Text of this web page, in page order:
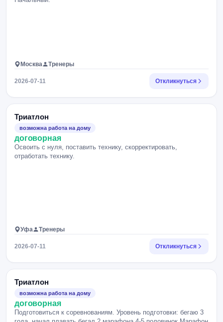
Москва Тренеры
2026-07-11 Откликнуться
Триатлон
возможна работа на дому
договорная
Освоить с нуля, поставить технику, скорректировать,
отработать технику.
Уфа Тренеры
2026-07-11 Откликнуться
Триатлон
возможна работа на дому
договорная
Подготовиться к соревнованиям. Уровень подготовки: бегаю 3